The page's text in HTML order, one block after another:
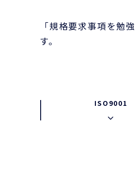
「規格要求事項を勉
す。
ISO9001